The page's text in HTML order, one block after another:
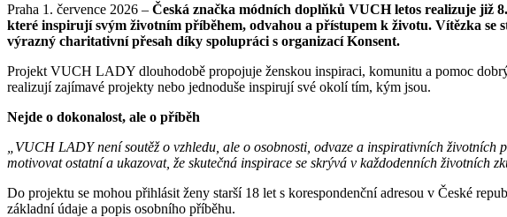
Praha 1. července 2026 – Česká značka módních doplňků VUCH letos realizuje již
které inspirují svým životním příběhem, odvahou a přístupem k životu. Vítězka
výrazný charitativní přesah díky spolupráci s organizací Konsent.
Projekt VUCH LADY dlouhodobě propojuje ženskou inspiraci, komunitu a pomoc
realizují zajímavé projekty nebo jednoduše inspirují své okolí tím, kým jsou.
Nejde o dokonalost, ale o příběh
„VUCH LADY není soutěž o vzhledu, ale o osobnosti, odvaze a inspirativních
motivovat ostatní a ukazovat, že skutečná inspirace se skrývá v každodenních životních
Do projektu se mohou přihlásit ženy starší 18 let s korespondenční adresou v České
základní údaje a popis osobního příběhu.